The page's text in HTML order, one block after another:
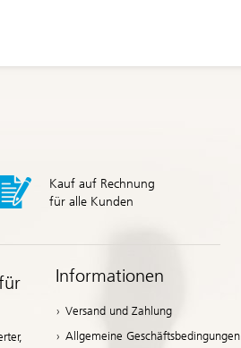
Kauf auf Rechnung
für alle Kunden
Informationen
Versand und Zahlung
Allgemeine Geschäftsbedingungen